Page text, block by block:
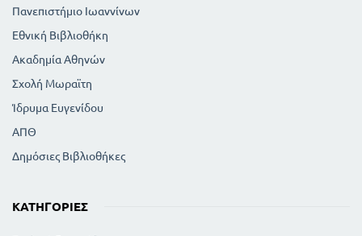
Πανεπιστήμιο Ιωαννίνων
Εθνική Βιβλιοθήκη
Ακαδημία Αθηνών
Σχολή Μωραϊτη
Ίδρυμα Ευγενίδου
ΑΠΘ
Δημόσιες Βιβλιοθήκες
ΚΑΤΗΓΟΡΊΕΣ